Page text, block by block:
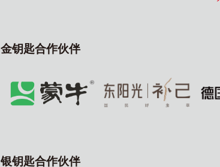
金钥匙合作伙伴
银钥匙合作伙伴